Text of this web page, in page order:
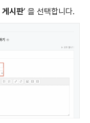
게시판’ 을 선택합니다.